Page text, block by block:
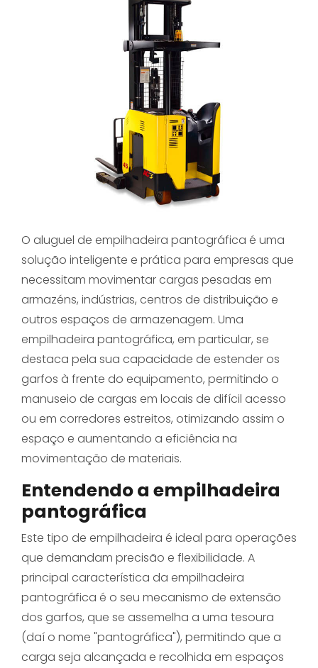
O aluguel de empilhadeira pantográfica é uma
solução inteligente e prática para empresas que
necessitam movimentar cargas pesadas em
armazéns, indústrias, centros de distribuição e
outros espaços de armazenagem. Uma
empilhadeira pantográfica, em particular, se
destaca pela sua capacidade de estender os
garfos à frente do equipamento, permitindo o
manuseio de cargas em locais de difícil acesso
ou em corredores estreitos, otimizando assim o
espaço e aumentando a eficiência na
movimentação de materiais.
Entendendo a empilhadeira
pantográfica
Este tipo de empilhadeira é ideal para operações
que demandam precisão e flexibilidade. A
principal característica da empilhadeira
pantográfica é o seu mecanismo de extensão
dos garfos, que se assemelha a uma tesoura
(daí o nome "pantográfica"), permitindo que a
carga seja alcançada e recolhida em espaços